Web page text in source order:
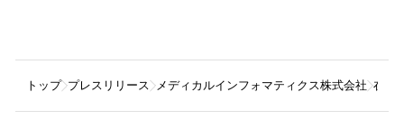
トップ プレスリリース メディカルインフォマティクス株式会社 在宅